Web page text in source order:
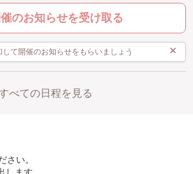
のお知らせを受け取る
して開催のお知らせをもらいましょう ×
べての日程を見る
さい。